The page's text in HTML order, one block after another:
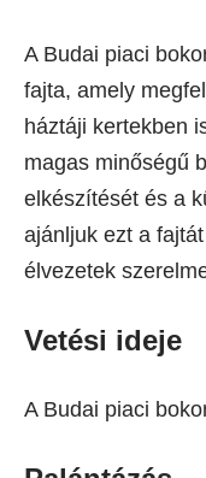
A Budai piaci
fajta, amely
háztáji kertekben
magas minőségű
elkészítését és a
ajánljuk ezt a
élvezetek
Vetési ideje
A Budai piaci